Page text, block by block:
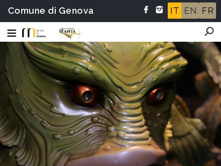
Comune di Genova IT EN FR